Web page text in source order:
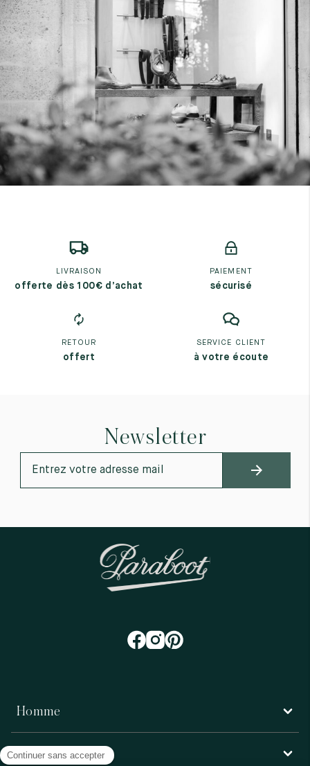
LIVRAISON
offerte dès 100€ d’achat
PAIEMENT
sécurisé
RETOUR
offert
SERVICE CLIENT
à votre écoute
Newsletter
Homme
Femme